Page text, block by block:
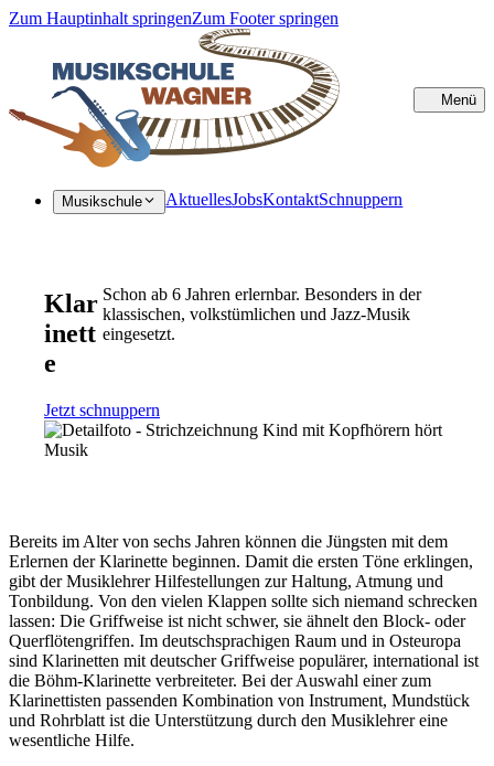
Zum Hauptinhalt springenZum Footer springen
Menü
Musikschule AktuellesJobsKontaktSchnuppern
Klar
inett
e
Schon ab 6 Jahren erlernbar. Besonders in der
klassischen, volkstümlichen und Jazz-Musik
eingesetzt.
Jetzt schnuppern
Bereits im Alter von sechs Jahren können die Jüngsten mit dem
Erlernen der Klarinette beginnen. Damit die ersten Töne erklingen,
gibt der Musiklehrer Hilfestellungen zur Haltung, Atmung und
Tonbildung. Von den vielen Klappen sollte sich niemand schrecken
lassen: Die Griffweise ist nicht schwer, sie ähnelt den Block- oder
Querflötengriffen. Im deutschsprachigen Raum und in Osteuropa
sind Klarinetten mit deutscher Griffweise populärer, international ist
die Böhm-Klarinette verbreiteter. Bei der Auswahl einer zum
Klarinettisten passenden Kombination von Instrument, Mundstück
und Rohrblatt ist die Unterstützung durch den Musiklehrer eine
wesentliche Hilfe.